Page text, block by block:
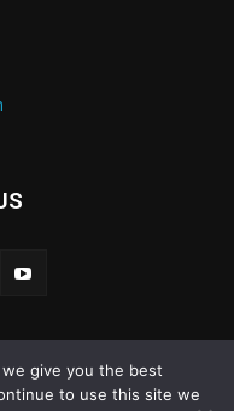
give you the best
to use this site we